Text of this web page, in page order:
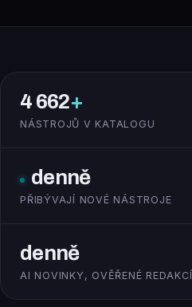
4 662+
NÁSTROJŮ V KATALOGU
denně
PŘIBÝVAJÍ NOVÉ NÁSTROJE
denně
AI NOVINKY, OVĚŘENÉ REDAKCÍ